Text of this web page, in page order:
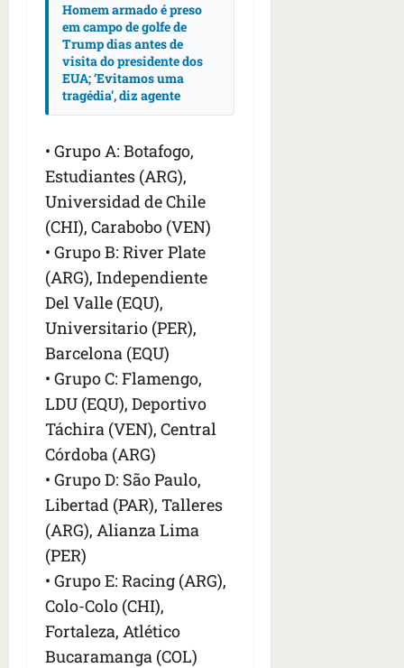
Homem armado é preso
em campo de golfe de
Trump dias antes de
visita do presidente dos
EUA; ‘Evitamos uma
tragédia’, diz agente
• Grupo A: Botafogo,
Estudiantes (ARG),
Universidad de Chile
(CHI), Carabobo (VEN)
• Grupo B: River Plate
(ARG), Independiente
Del Valle (EQU),
Universitario (PER),
Barcelona (EQU)
• Grupo C: Flamengo,
LDU (EQU), Deportivo
Táchira (VEN), Central
Córdoba (ARG)
• Grupo D: São Paulo,
Libertad (PAR), Talleres
(ARG), Alianza Lima
(PER)
• Grupo E: Racing (ARG),
Colo-Colo (CHI),
Fortaleza, Atlético
Bucaramanga (COL)